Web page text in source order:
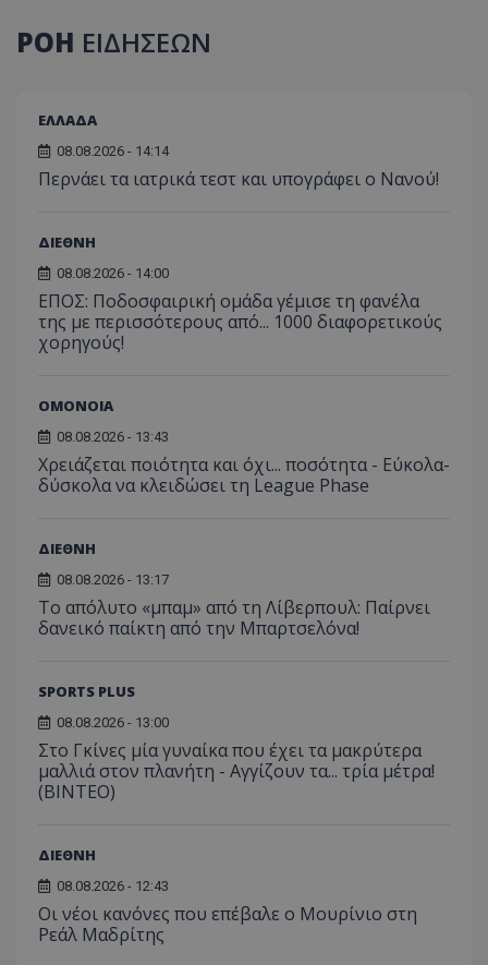
ΡΟΗ ΕΙΔΗΣΕΩΝ
ΕΛΛΑΔΑ
08.08.2026 - 14:14
Περνάει τα ιατρικά τεστ και υπογράφει ο Νανού!
ΔΙΕΘΝΗ
08.08.2026 - 14:00
ΕΠΟΣ: Ποδοσφαιρική ομάδα γέμισε τη φανέλα
της με περισσότερους από... 1000 διαφορετικούς
χορηγούς!
ΟΜΟΝΟΙΑ
08.08.2026 - 13:43
Χρειάζεται ποιότητα και όχι... ποσότητα - Εύκολα-
δύσκολα να κλειδώσει τη League Phase
ΔΙΕΘΝΗ
08.08.2026 - 13:17
Το απόλυτο «μπαμ» από τη Λίβερπουλ: Παίρνει
δανεικό παίκτη από την Μπαρτσελόνα!
SPORTS PLUS
08.08.2026 - 13:00
Στο Γκίνες μία γυναίκα που έχει τα μακρύτερα
μαλλιά στον πλανήτη - Αγγίζουν τα... τρία μέτρα!
(ΒΙΝΤΕΟ)
ΔΙΕΘΝΗ
08.08.2026 - 12:43
Οι νέοι κανόνες που επέβαλε ο Μουρίνιο στη
Ρεάλ Μαδρίτης